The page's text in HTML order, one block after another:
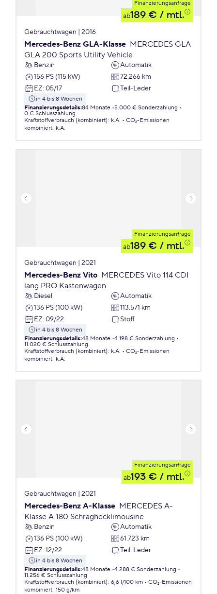
Finanzierungsanfrage
ab189 € / mtl.
Gebrauchtwagen | 2016
Mercedes-Benz GLA-Klasse MERCEDES GLA
GLA 200 Sports Utility Vehicle
Benzin
Automatik
156 PS (115 kW)
72.266 km
EZ: 05/17 Teil-Leder
in 4 bis 8 Wochen
Finanzierungsdetails:84 Monate 5.000 € Sonderzahlung
0 € Schlusszahlung
Kraftstoffverbrauch (kombiniert): k.A.
CO₂-Emissionen
kombiniert: k.A.
Finanzierungsanfrage
ab189 € / mtl.
Gebrauchtwagen | 2021
Mercedes-Benz Vito MERCEDES Vito 114 CDI
lang PRO Kastenwagen
Diesel
Automatik
136 PS (100 kW)
113.571 km
EZ: 09/22 Stoff
in 4 bis 8 Wochen
Finanzierungsdetails:48 Monate 4.198 € Sonderzahlung
11.020 € Schlusszahlung
Kraftstoffverbrauch (kombiniert): k.A.
CO₂-Emissionen
kombiniert: k.A.
Finanzierungsanfrage
ab193 € / mtl.
Gebrauchtwagen | 2021
Mercedes-Benz A-Klasse MERCEDES A-
Klasse A 180 Schräghecklimousine
Benzin
Automatik
136 PS (100 kW)
61.723 km
EZ: 12/22 Teil-Leder
in 4 bis 8 Wochen
Finanzierungsdetails:48 Monate 4.288 € Sonderzahlung
11.256 € Schlusszahlung
Kraftstoffverbrauch (kombiniert): 6,6 l/100 km
CO₂-Emissionen
kombiniert: 150 g/km